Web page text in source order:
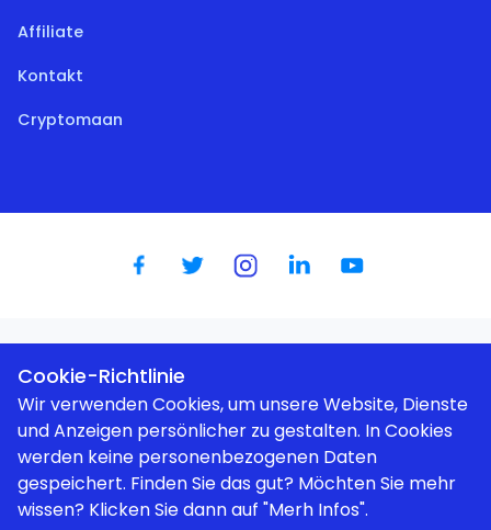
Affiliate
Kontakt
Cryptomaan
Dutch|English|German
Wir verwenden Cookies, um Ihre Benutzerfreundlichkeit zu
verbessern. |Datenschutzbestimmungen
Cookie-Richtlinie
Wir verwenden Cookies, um unsere Website, Dienste
und Anzeigen persönlicher zu gestalten. In Cookies
werden keine personenbezogenen Daten
gespeichert. Finden Sie das gut? Möchten Sie mehr
wissen? Klicken Sie dann auf "Merh Infos".